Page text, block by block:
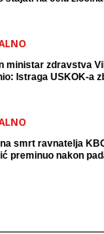
ministar zdravstva
Istraga USKOK-a
smrt ravnatelja
preminuo nakon